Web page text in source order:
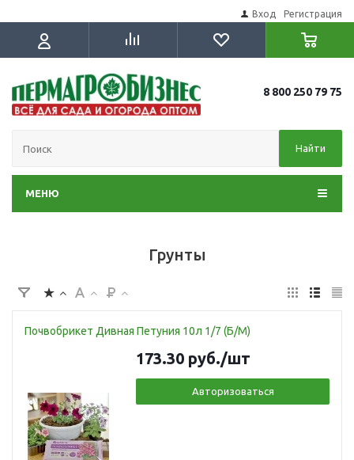
Вход Регистрация
8 800 250 79 75
Найти
МЕНЮ
Грунты
Почвобрикет Дивная Петуния 10л 1/7 (Б/М)
173.30 руб./шт
Авторизоваться